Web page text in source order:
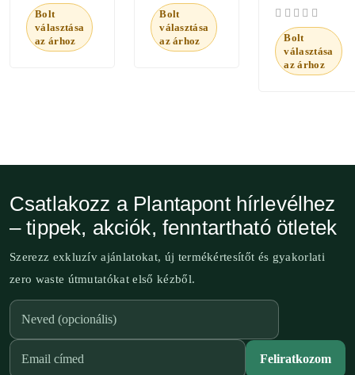
Bolt
választása
az árhoz
Bolt
választása
az árhoz
Bolt
választása
az árhoz
Csatlakozz a Plantapont hírlevélhez
– tippek, akciók, fenntartható ötletek
Szerezz exkluzív ajánlatokat, új termékértesítőt és gyakorlati
zero waste útmutatókat első kézből.
Feliratkozom